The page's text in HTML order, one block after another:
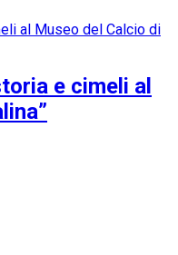
e cimeli al